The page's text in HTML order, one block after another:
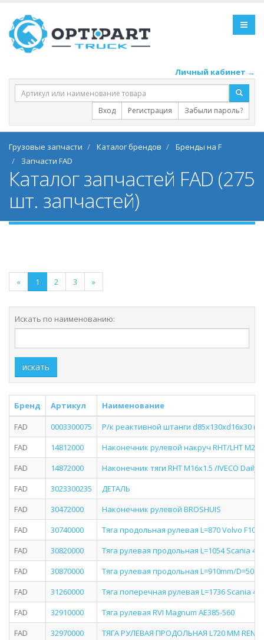
Личный кабинет →
Вход Регистрация Забыли пароль?
Грузовые запчасти Каталог брендов
Бренды на F
Запчасти FAD
Каталог запчастей FAD (275
шт. запчастей)
« 1 2 3 »
Искать по наименованию:
искать
Бренд Артикул
Наименование
FAD
0003300075
Р/к реактивной штанги d85x130xd16x30
FAD
14812000
Наконечник рулевой накруч RHT/LHT
FAD
14872000
Наконечник тяги RHT M16x1.5 /IVECO Daily
FAD
3023300235
ДЕТАЛЬ
FAD
30472000
Наконечник рулевой BROSHUIS
FAD
30740000
Тяга продольная рулевая L=870 Volvo F10-
FAD
30820000
Тяга рулевая продольная L=1054 Scania 4-
FAD
30870000
Тяга рулевая продольная L=910mm/
FAD
31260000
Тяга поперечная рулевая L=1736 Scania 4-
FAD
32910000
Тяга рулевая RVI Magnum AE385-560
FAD
32970000
ТЯГА РУЛЕВАЯ ПРОДОЛЬНАЯ L720 MM